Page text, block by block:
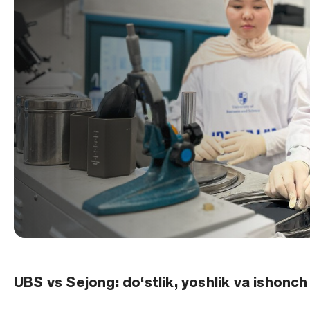
UBS vs Sejong: do‘stlik, yoshlik va ishonch